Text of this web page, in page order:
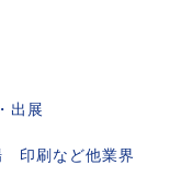
出展
印刷など他業界